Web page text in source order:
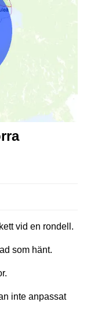
vid en rondell.
som hänt.
inte anpassat